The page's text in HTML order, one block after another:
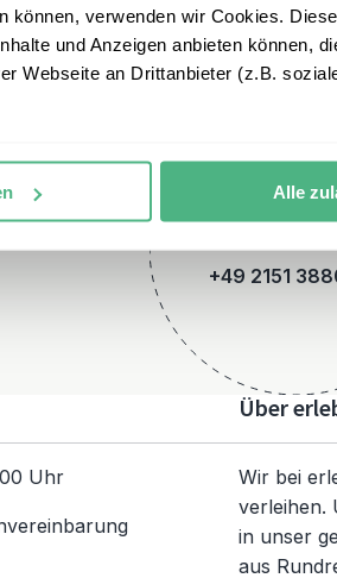
können, verwenden wir Cookies.
und Anzeigen anbieten können,
Webseite an Drittanbieter (z.B.
Alle
+49 2151
Uhr
Über
Wir bei
verleihen.
in unser
aus